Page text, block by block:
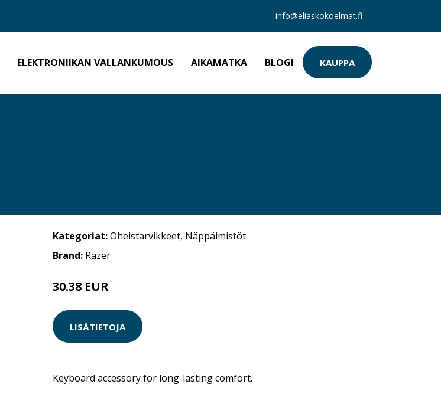
info@eliaskokoelmat.fi
ELEKTRONIIKAN VALLANKUMOUS AIKAMATKA BLOGI KAUPPA
Kategoriat:Oheistarvikkeet, Näppäimistöt
Brand: Razer
30.38 EUR
LISÄTIETOJA
Keyboard accessory for long-lasting comfort.